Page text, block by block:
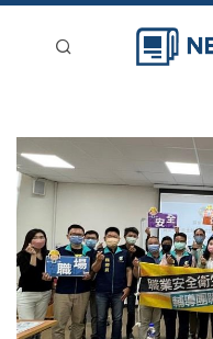
新聞稿分類
登入
刊登